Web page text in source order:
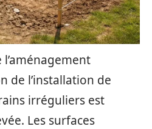
de l’installation de
irréguliers est
Les surfaces